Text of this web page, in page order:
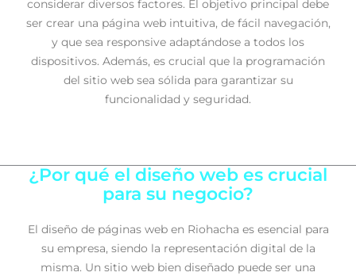
considerar diversos factores. El objetivo principal debe
ser crear una página web intuitiva, de fácil navegación,
y que sea responsive adaptándose a todos los
dispositivos. Además, es crucial que la programación
del sitio web sea sólida para garantizar su
funcionalidad y seguridad.
¿Por qué el diseño web es crucial
para su negocio?
El diseño de páginas web en Riohacha es esencial para
su empresa, siendo la representación digital de la
misma. Un sitio web bien diseñado puede ser una